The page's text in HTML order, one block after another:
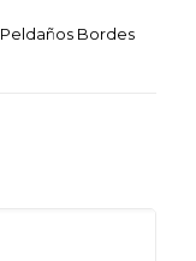
Peldaños Bordes